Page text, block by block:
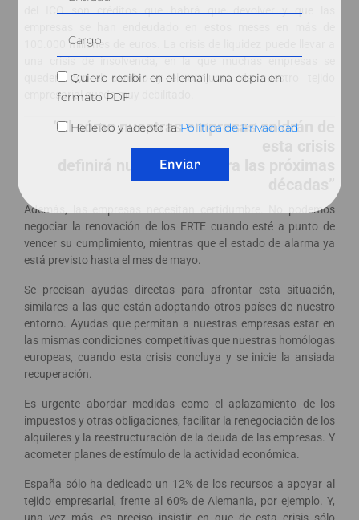
del ICO son créditos que habrá que devolver y que las
100.000 millones de euros. La crisis de liquidez puede llevar a
una crisis de insolvencia, en la que muchas empresas se
queden por el camino y el conjunto de nuestro tejido
empresarial quede muy debilitado.
“El cómo nuestras empresas saldrán de
definirá nuestro país para las próximas
Además, las empresas necesitan certidumbre. No podemos
negociar la renovación de los ERTE cuando esté a punto de
vencer su cumplimiento, mientras que el estado de alarma ya
está previsto hasta el mes de mayo.
Se precisan ayudas directas para afrontar esta situación,
similares a las que están adoptando otros países de nuestro
entorno. Ayudas que permitan a nuestras empresas estar en
las mismas condiciones competitivas que nuestras homólogas
europeas, cuando esta crisis concluya y se inicie la ansiada
recuperación.
Es urgente abordar medidas como el aplazamiento de los
impuestos y otras obligaciones, facilitar la renegociación de los
alquileres y la reestructuración de la deuda de las empresas. Y
acometer planes de estímulo de la actividad económica.
España sólo ha dedicado un 12% de los recursos a apoyar al
tejido empresarial, frente al 60% de Alemania, por ejemplo. Y,
una vez más, es preciso insistir en que de esta crisis sólo
Quiero recibir en el email una copia en
formato PDF
He leído y acepto la Política de Privacidad
Enviar